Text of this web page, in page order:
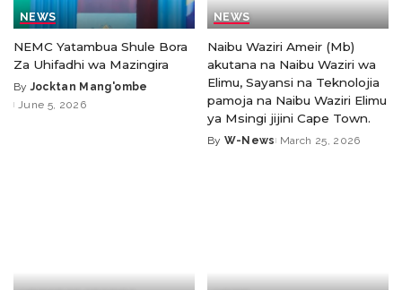
NEWS
NEMC Yatambua Shule Bora
Za Uhifadhi wa Mazingira
By Jocktan Mang'ombe
June 5, 2026
NEWS
Naibu Waziri Ameir (Mb)
akutana na Naibu Waziri wa
Elimu, Sayansi na Teknolojia
pamoja na Naibu Waziri Elimu
ya Msingi jijini Cape Town.
By W-News March 25, 2026